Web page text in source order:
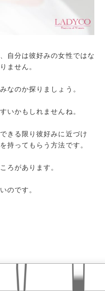
自分は彼好みの女性ではな
ません。
なのか探りましょう。
いかもしれませんね。
きる限り彼好みに近づけ
持ってもらう方法です。
ろがあります。
のです。
おすすめ記事